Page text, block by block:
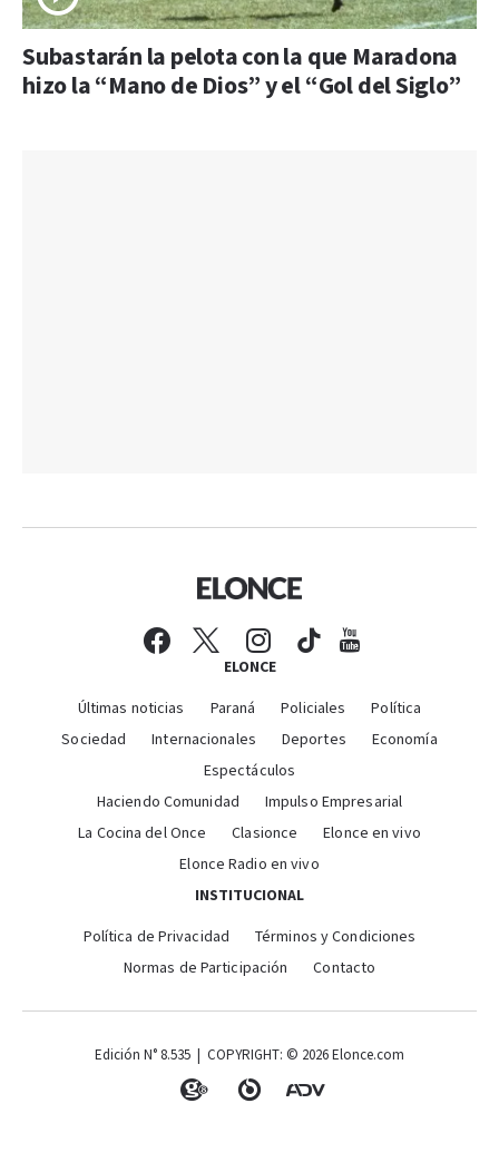
Subastarán la pelota con la que Maradona
hizo la “Mano de Dios” y el “Gol del Siglo”
ELONCE
Últimas noticias Paraná Policiales
Política
Sociedad
Internacionales Deportes
Economía
Espectáculos
Haciendo Comunidad
Impulso Empresarial
La Cocina del Once
Clasionce
Elonce en vivo
Elonce Radio en vivo
INSTITUCIONAL
Política de Privacidad
Términos y Condiciones
Normas de Participación
Contacto
Edición N° 8.535 | COPYRIGHT: © 2026 Elonce.com